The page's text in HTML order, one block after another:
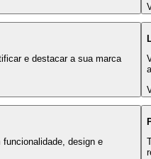
e destacar a sua marca
design e